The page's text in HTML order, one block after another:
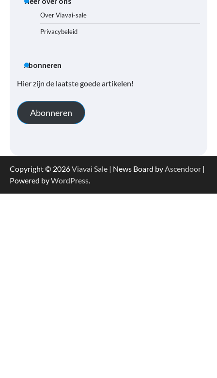
Over Viavai-sale
Privacybeleid
Abonneren
Hier zijn de laatste goede artikelen!
Abonneren
Copyright © 2026Viavai Sale | News Board byAscendoor |
Powered byWordPress.